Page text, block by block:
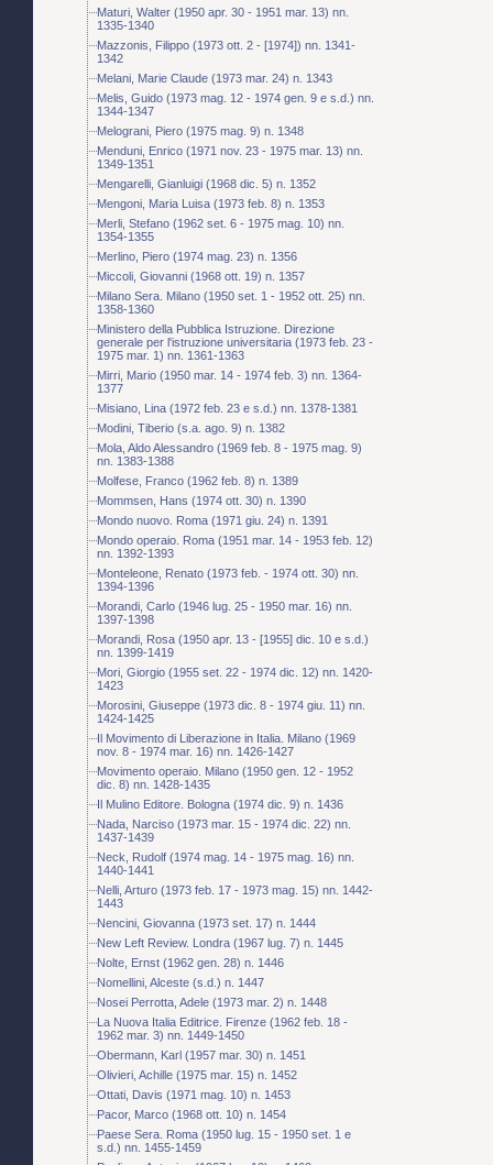
Maturi, Walter (1950 apr. 30 - 1951 mar. 13) nn.
1335-1340
Mazzonis, Filippo (1973 ott. 2 - [1974]) nn. 1341-
1342
Melani, Marie Claude (1973 mar. 24) n. 1343
Melis, Guido (1973 mag. 12 - 1974 gen. 9 e s.d.) nn.
1344-1347
Melograni, Piero (1975 mag. 9) n. 1348
Menduni, Enrico (1971 nov. 23 - 1975 mar. 13) nn.
1349-1351
Mengarelli, Gianluigi (1968 dic. 5) n. 1352
Mengoni, Maria Luisa (1973 feb. 8) n. 1353
Merli, Stefano (1962 set. 6 - 1975 mag. 10) nn.
1354-1355
Merlino, Piero (1974 mag. 23) n. 1356
Miccoli, Giovanni (1968 ott. 19) n. 1357
Milano Sera. Milano (1950 set. 1 - 1952 ott. 25) nn.
1358-1360
Ministero della Pubblica Istruzione. Direzione
generale per l'istruzione universitaria (1973 feb. 23 -
1975 mar. 1) nn. 1361-1363
Mirri, Mario (1950 mar. 14 - 1974 feb. 3) nn. 1364-
1377
Misiano, Lina (1972 feb. 23 e s.d.) nn. 1378-1381
Modini, Tiberio (s.a. ago. 9) n. 1382
Mola, Aldo Alessandro (1969 feb. 8 - 1975 mag. 9)
nn. 1383-1388
Molfese, Franco (1962 feb. 8) n. 1389
Mommsen, Hans (1974 ott. 30) n. 1390
Mondo nuovo. Roma (1971 giu. 24) n. 1391
Mondo operaio. Roma (1951 mar. 14 - 1953 feb. 12)
nn. 1392-1393
Monteleone, Renato (1973 feb. - 1974 ott. 30) nn.
1394-1396
Morandi, Carlo (1946 lug. 25 - 1950 mar. 16) nn.
1397-1398
Morandi, Rosa (1950 apr. 13 - [1955] dic. 10 e s.d.)
nn. 1399-1419
Mori, Giorgio (1955 set. 22 - 1974 dic. 12) nn. 1420-
1423
Morosini, Giuseppe (1973 dic. 8 - 1974 giu. 11) nn.
1424-1425
Il Movimento di Liberazione in Italia. Milano (1969
nov. 8 - 1974 mar. 16) nn. 1426-1427
Movimento operaio. Milano (1950 gen. 12 - 1952
dic. 8) nn. 1428-1435
Il Mulino Editore. Bologna (1974 dic. 9) n. 1436
Nada, Narciso (1973 mar. 15 - 1974 dic. 22) nn.
1437-1439
Neck, Rudolf (1974 mag. 14 - 1975 mag. 16) nn.
1440-1441
Nelli, Arturo (1973 feb. 17 - 1973 mag. 15) nn. 1442-
1443
Nencini, Giovanna (1973 set. 17) n. 1444
New Left Review. Londra (1967 lug. 7) n. 1445
Nolte, Ernst (1962 gen. 28) n. 1446
Nomellini, Alceste (s.d.) n. 1447
Nosei Perrotta, Adele (1973 mar. 2) n. 1448
La Nuova Italia Editrice. Firenze (1962 feb. 18 -
1962 mar. 3) nn. 1449-1450
Obermann, Karl (1957 mar. 30) n. 1451
Olivieri, Achille (1975 mar. 15) n. 1452
Ottati, Davis (1971 mag. 10) n. 1453
Pacor, Marco (1968 ott. 10) n. 1454
Paese Sera. Roma (1950 lug. 15 - 1950 set. 1 e
s.d.) nn. 1455-1459